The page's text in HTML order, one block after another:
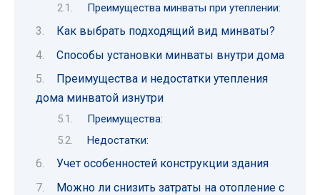
Преимущества минваты при утеплении:
Как выбрать подходящий вид минваты?
Способы установки минваты внутри дома
Преимущества и недостатки утепления
дома минватой изнутри
Преимущества:
Недостатки:
Учет особенностей конструкции здания
Можно ли снизить затраты на отопление с